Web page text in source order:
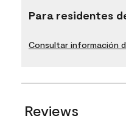
Para residentes
Consultar información
Reviews